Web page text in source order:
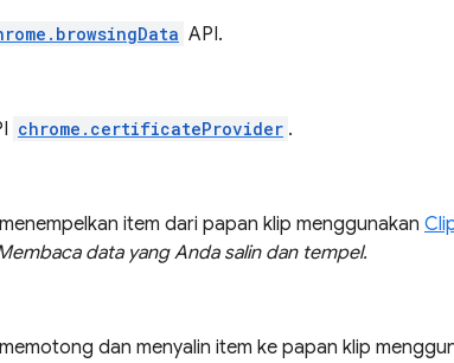
API.
chrome.certificateProvider .
item dari papan klip menggunakan
data yang Anda salin dan tempel.
dan menyalin item ke papan klip